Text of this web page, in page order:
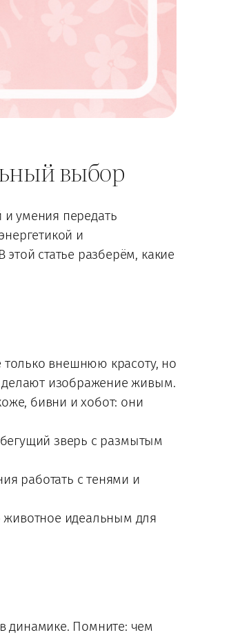
выбор
и умения передать
и
статье разберём, какие
внешнюю красоту, но
делают изображение живым.
бивни и хобот: они
зверь с размытым
работать с тенями и
идеальным для
динамике. Помните: чем